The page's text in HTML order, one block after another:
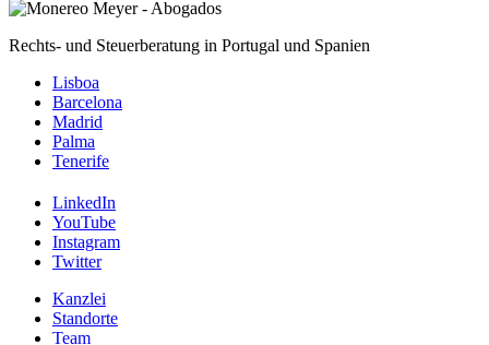
Rechts- und Steuerberatung in Portugal und Spanien
Lisboa
Barcelona
Madrid
Palma
Tenerife
LinkedIn
YouTube
Instagram
Twitter
Kanzlei
Standorte
Team